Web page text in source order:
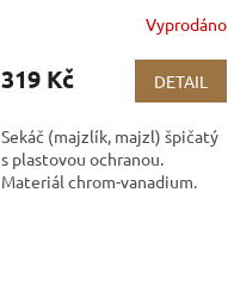
Vyprodáno
319 Kč DETAIL
Sekáč (majzlík, majzl) špičatý
s plastovou ochranou.
Materiál chrom-vanadium.